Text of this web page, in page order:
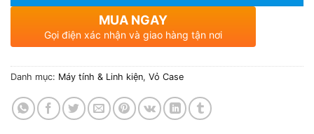
MUA NGAY
Gọi điện xác nhận và giao hàng tận nơi
Danh mục: Máy tính & Linh kiện, Vỏ Case